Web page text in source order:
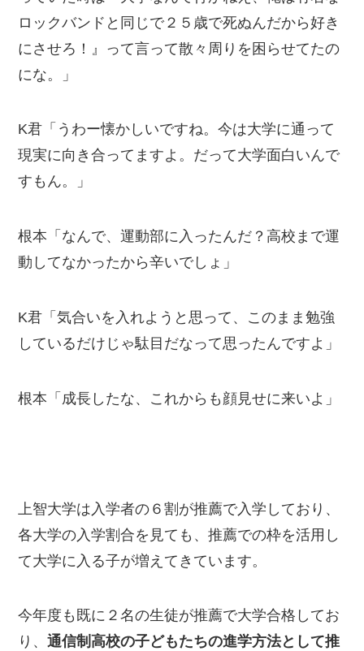
ロックバンドと同じで２５歳で死ぬんだから好き
にさせろ！』って言って散々周りを困らせてたの
にな。」
K君「うわー懐かしいですね。今は大学に通って
現実に向き合ってますよ。だって大学面白いんで
すもん。」
根本「なんで、運動部に入ったんだ？高校まで運
動してなかったから辛いでしょ」
K君「気合いを入れようと思って、このまま勉強
しているだけじゃ駄目だなって思ったんですよ」
根本「成長したな、これからも顔見せに来いよ」
上智大学は入学者の６割が推薦で入学しており、
各大学の入学割合を見ても、推薦での枠を活用し
て大学に入る子が増えてきています。
今年度も既に２名の生徒が推薦で大学合格してお
り、通信制高校の子どもたちの進学方法として推